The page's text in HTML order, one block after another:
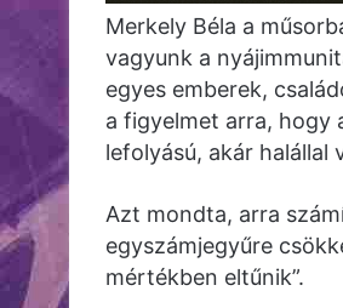
Merkely Béla a
vagyunk a
egyes emberek,
a figyelmet arra, hogy
lefolyású, akár halállal
Azt mondta, arra
egyszámjegyűre
mértékben eltűnik”.